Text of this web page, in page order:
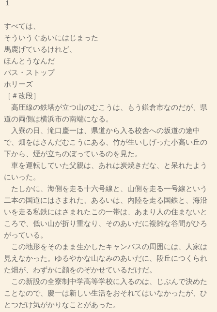
１
すべては、
そういうぐあいにはじまった
馬鹿げているけれど、
ほんとうなんだ
バス・ストップ
ホリーズ
［＃改段］
高圧線の鉄塔が立つ山のむこうは、もう鎌倉市なのだが、県
道の両側は横浜市の南端になる。
入寮の日、滝口慶一は、県道から入る校舎への坂道の途中
で、畑をはさんだむこうにある、竹が生いしげった小高い丘の
下から、煙が立ちのぼっているのを見た。
車を運転していた父親は、あれは炭焼きだな、と呆れたよう
にいった。
たしかに、海側を走る十六号線と、山側を走る一号線という
二本の国道にはさまれた、あるいは、内陸を走る国鉄と、海沿
いを走る私鉄にはさまれたこの一帯は、あまり人の住まないと
ころで、低い山が折り重なり、そのあいだに複雑な谷間がひろ
がっている。
この地形をそのまま生かしたキャンパスの周囲には、人家は
見えなかった。ゆるやかな山なみのあいだに、段丘につくられ
た畑が、わずかに顔をのぞかせているだけだ。
この新設の全寮制中学高等学校に入るのは、じぶんで決めた
ことなので、慶一は新しい生活をおそれてはいなかったが、ひ
とつだけ気がかりなことがあった。